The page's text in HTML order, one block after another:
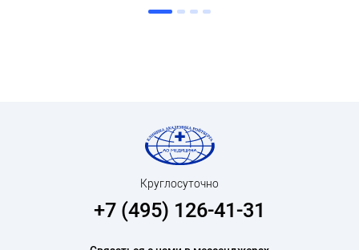
Круглосуточно
+7 (495) 126-41-31